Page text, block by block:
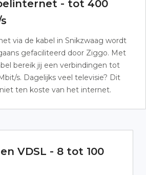
- tot 400
via de kabel in Snikzwaag wordt
gefaciliteerd door Ziggo. Met
bereik jij een verbindingen tot
s. Dagelijks veel televisie? Dit
ten koste van het internet.
VDSL - 8 tot 100